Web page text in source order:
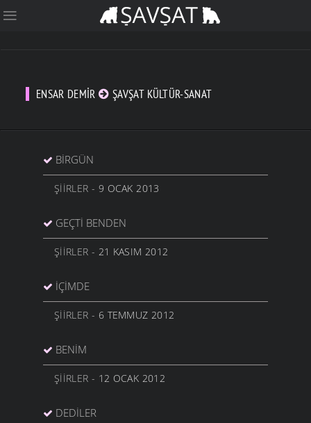
ENSAR DEMIR ŞAVŞAT KÜLTÜR-SANAT
BIRGÜN
ŞIIRLER - 9 OCAK 2013
GEÇTI BENDEN
ŞIIRLER - 21 KASIM 2012
İÇIMDE
ŞIIRLER - 6 TEMMUZ 2012
BENIM
ŞIIRLER - 12 OCAK 2012
DEDILER